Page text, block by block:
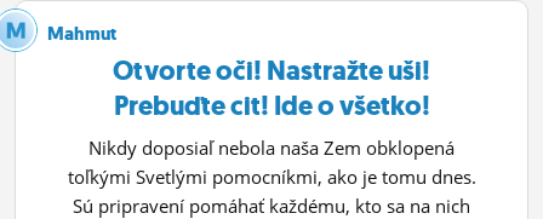
Mahmut
Otvorte oči! Nastražte uši!
Prebuďte cit! Ide o všetko!
Nikdy doposiaľ nebola naša Zem obklopená
toľkými Svetlými pomocníkmi, ako je tomu dnes.
Sú pripravení pomáhať každému, kto sa na nich